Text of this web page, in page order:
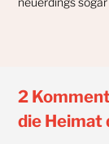
2
die Heimat